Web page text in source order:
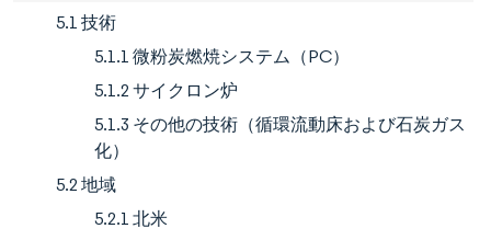
5.1 技術
5.1.1 微粉炭燃焼システム（PC）
5.1.2 サイクロン炉
5.1.3 その他の技術（循環流動床および石炭ガス
化）
5.2 地域
5.2.1 北米